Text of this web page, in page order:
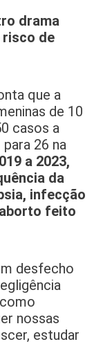
drama
de
que a
de 10
casos a
26 na
a 2023,
da
infecção
feito
desfecho
nossas
estudar